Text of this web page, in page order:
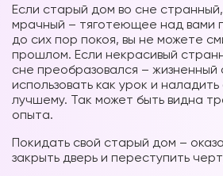
Если старый дом во сне
мрачный – тяготеющее над вами
до сих пор покоя, вы не можете
прошлом. Если некрасивый
сне преобразовался –
использовать как урок и
лучшему. Так может быть видна
опыта.
Покидать свой старый дом –
закрыть дверь и переступить